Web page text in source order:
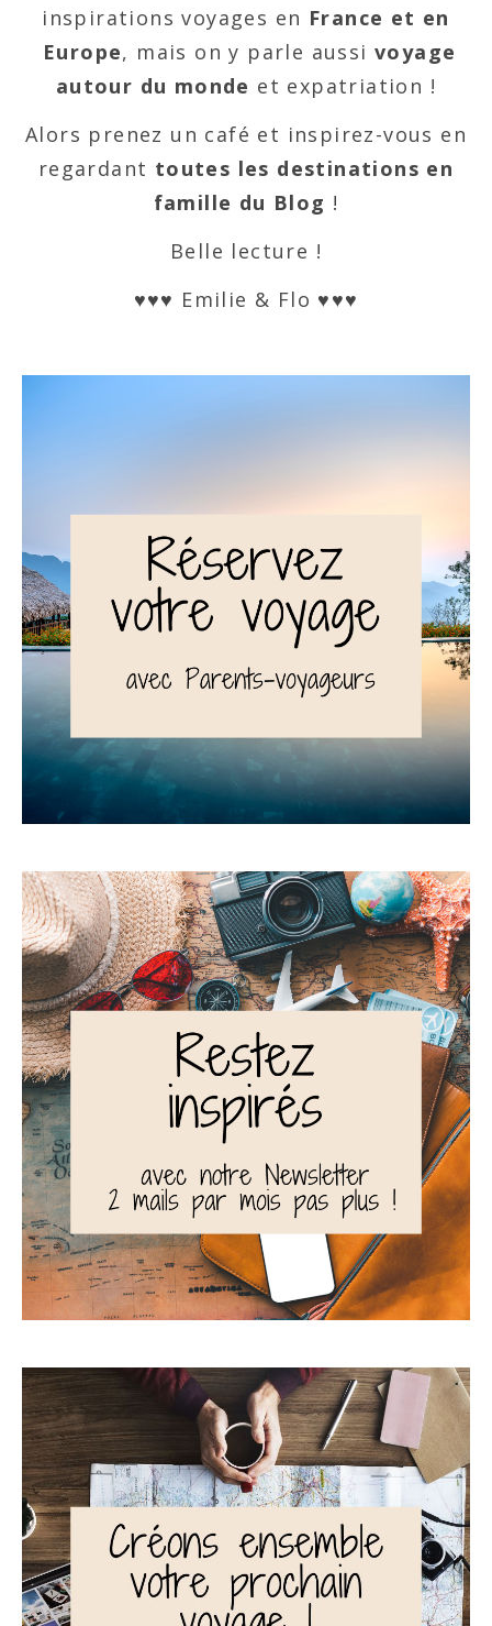
inspirations voyages en France et en
Europe, mais on y parle aussi voyage
autour du monde et expatriation !
Alors prenez un café et inspirez-vous en
regardant toutes les destinations en
famille du Blog !
Belle lecture !
♥♥♥ Emilie & Flo ♥♥♥